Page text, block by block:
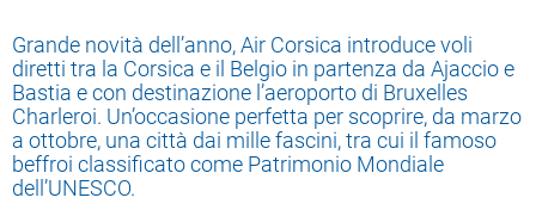
Grande novità dell’anno, Air Corsica introduce voli
diretti tra la Corsica e il Belgio in partenza da Ajaccio e
Bastia e con destinazione l’aeroporto di Bruxelles
Charleroi. Un’occasione perfetta per scoprire, da marzo
a ottobre, una città dai mille fascini, tra cui il famoso
beffroi classificato come Patrimonio Mondiale
dell’UNESCO.